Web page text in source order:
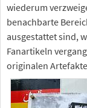
wiederum
benachbarte
ausgestattet sind,
Fanartikeln
originalen